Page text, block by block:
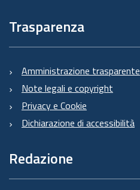
Trasparenza
Amministrazione trasparente
Note legali e copyright
Privacy e Cookie
Dichiarazione di accessibilità
Redazione